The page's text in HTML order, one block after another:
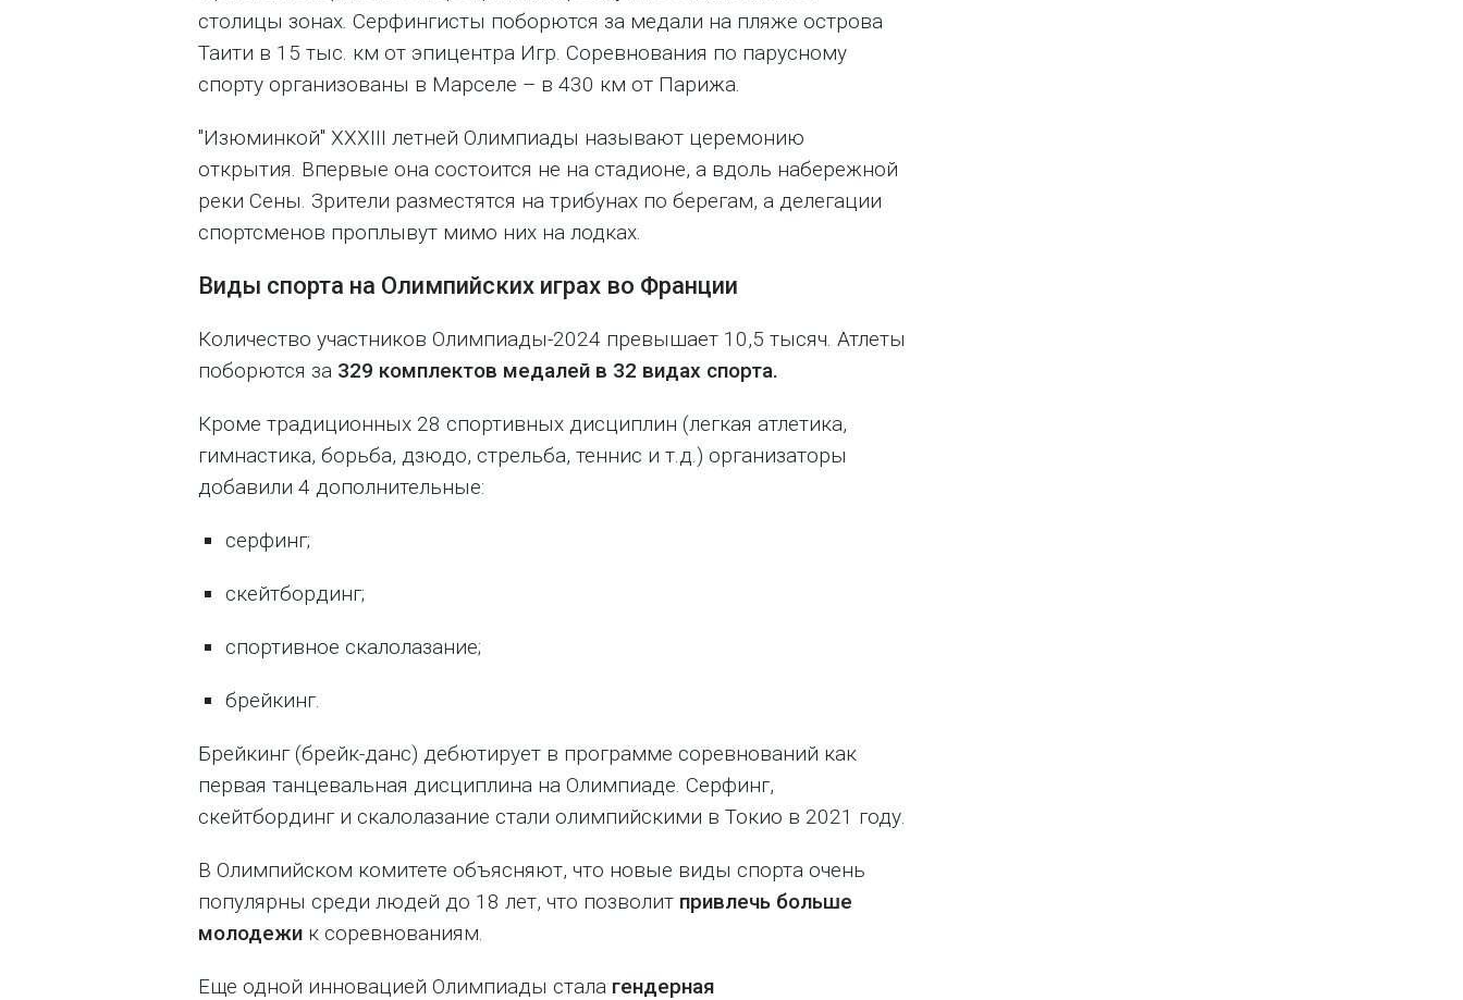
столицы зонах. Серфингисты поборются за медали на пляже острова
Таити в 15 тыс. км от эпицентра Игр. Соревнования по парусному
спорту организованы в Марселе – в 430 км от Парижа.
"Изюминкой" XXXIII летней Олимпиады называют церемонию
открытия. Впервые она состоится не на стадионе, а вдоль набережной
реки Сены. Зрители разместятся на трибунах по берегам, а делегации
спортсменов проплывут мимо них на лодках.
Виды спорта на Олимпийских играх во Франции
Количество участников Олимпиады-2024 превышает 10,5 тысяч. Атлеты
поборются за 329 комплектов медалей в 32 видах спорта.
Кроме традиционных 28 спортивных дисциплин (легкая атлетика,
гимнастика, борьба, дзюдо, стрельба, теннис и т.д.) организаторы
добавили 4 дополнительные:
серфинг;
скейтбординг;
спортивное скалолазание;
брейкинг.
Брейкинг (брейк-данс) дебютирует в программе соревнований как
первая танцевальная дисциплина на Олимпиаде. Серфинг,
скейтбординг и скалолазание стали олимпийскими в Токио в 2021 году.
В Олимпийском комитете объясняют, что новые виды спорта очень
популярны среди людей до 18 лет, что позволит привлечь больше
молодежи к соревнованиям.
Еще одной инновацией Олимпиады стала гендерная